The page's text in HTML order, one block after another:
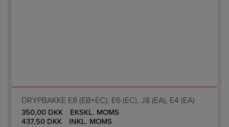
DRYPBAKKE E8 (EB+EC), E6 (EC), J8 (EA), E4 (EA)
350,00 DKK
EKSKL. MOMS
437,50 DKK INKL. MOMS